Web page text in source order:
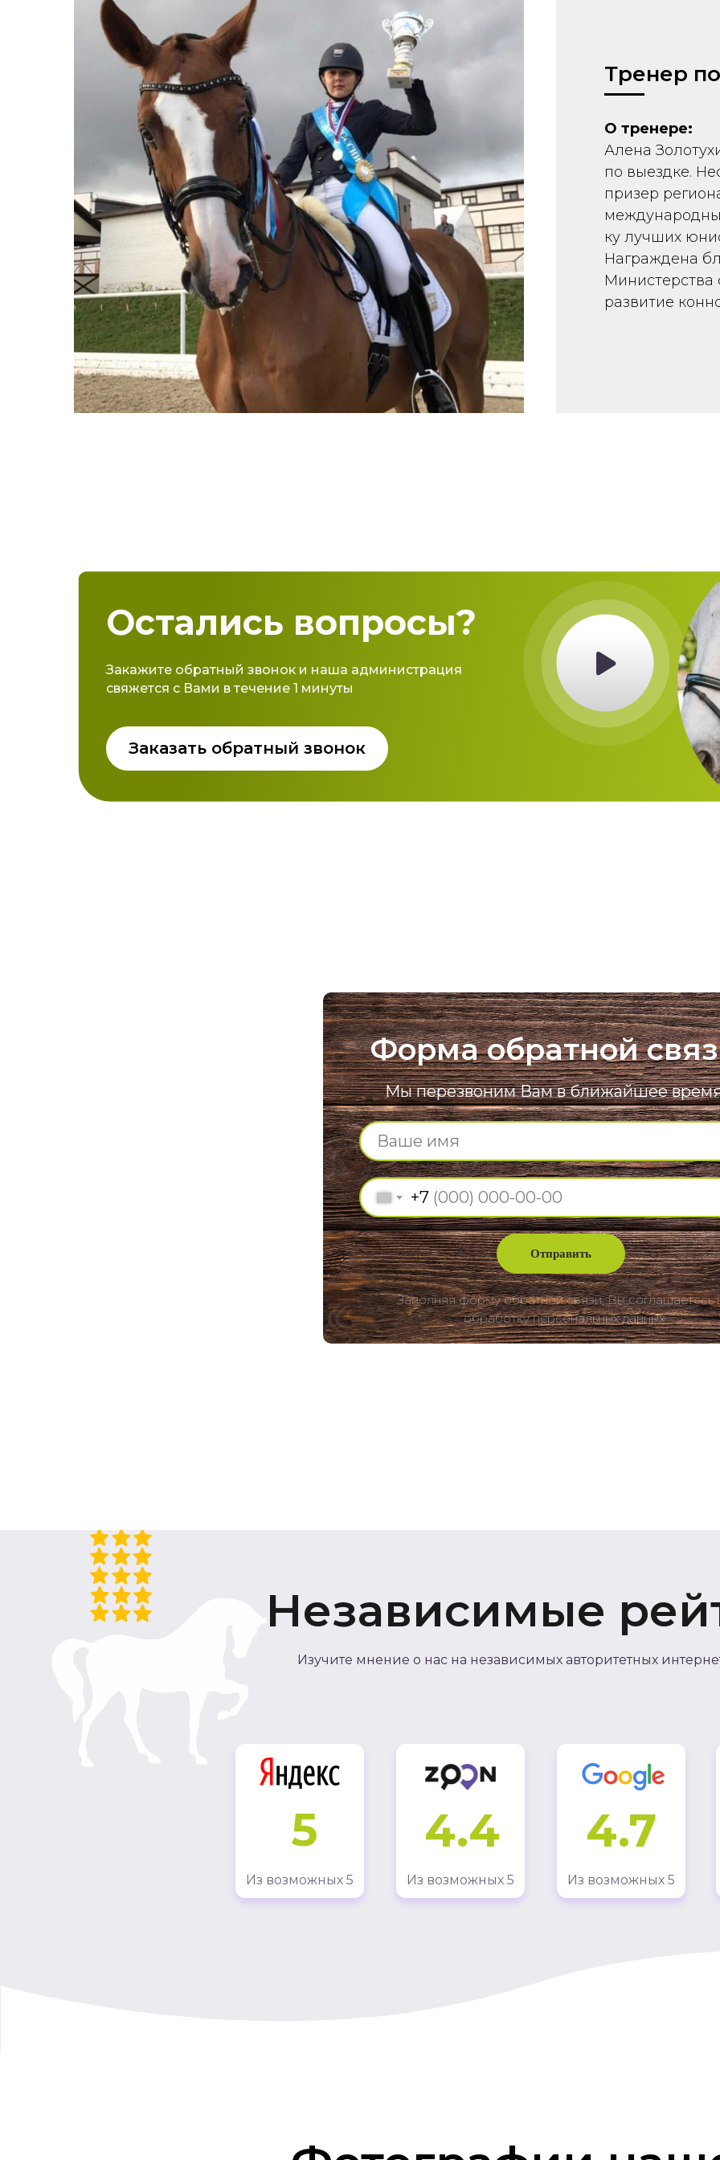
Тренер
О тренере:
Алена
по выездке.
призер
ку лучших
Награждена
Министерства
развитие
Закажите обратный звонок и наша администрация
свяжется с Вами в течение 1 минуты
Остались вопросы?
Заказать обратный звонок
+7
Отправить
Форма обратной
Мы перезвоним Вам в ближайшее
Заполняя форму обратной связи, Вы соглашаетесь
обработку персональных данных
Изучите мнение о нас на независимых авторитетных
Из возможных 5
5
Из возможных 5
4.4
Из возможных 5
4.7
Независимые